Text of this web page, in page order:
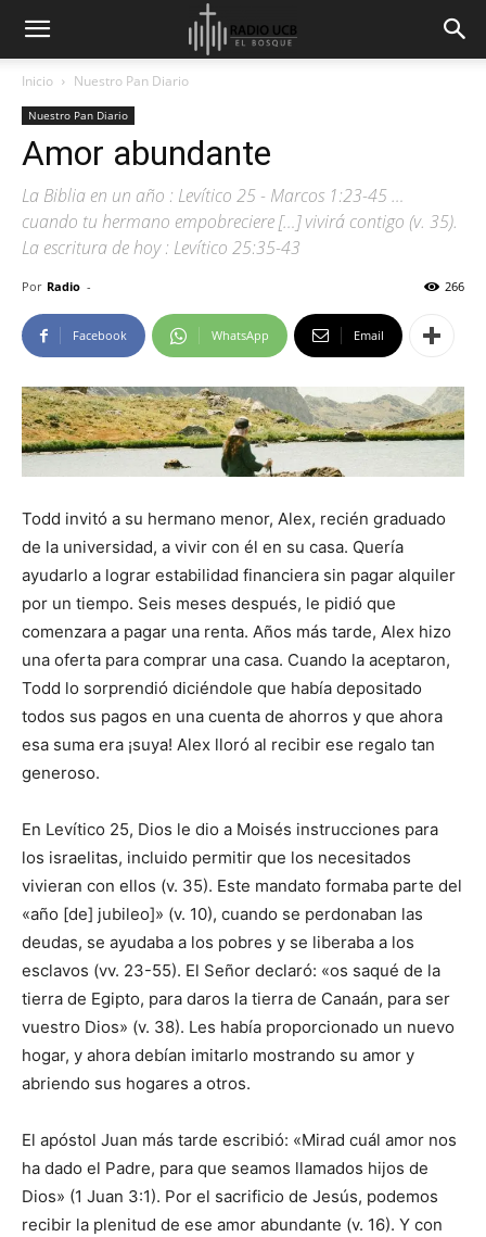
Inicio Nuestro Pan Diario
Nuestro Pan Diario
Amor abundante
La Biblia en un año : Levítico 25 - Marcos 1:23-45 …
cuando tu hermano empobreciere […] vivirá contigo (v. 35).
La escritura de hoy : Levítico 25:35-43
Por Radio - 266
Facebook WhatsApp Email
Todd invitó a su hermano menor, Alex, recién graduado
de la universidad, a vivir con él en su casa. Quería
ayudarlo a lograr estabilidad financiera sin pagar alquiler
por un tiempo. Seis meses después, le pidió que
comenzara a pagar una renta. Años más tarde, Alex hizo
una oferta para comprar una casa. Cuando la aceptaron,
Todd lo sorprendió diciéndole que había depositado
todos sus pagos en una cuenta de ahorros y que ahora
esa suma era ¡suya! Alex lloró al recibir ese regalo tan
generoso.
En Levítico 25, Dios le dio a Moisés instrucciones para
los israelitas, incluido permitir que los necesitados
vivieran con ellos (v. 35). Este mandato formaba parte del
«año [de] jubileo]» (v. 10), cuando se perdonaban las
deudas, se ayudaba a los pobres y se liberaba a los
esclavos (vv. 23-55). El Señor declaró: «os saqué de la
tierra de Egipto, para daros la tierra de Canaán, para ser
vuestro Dios» (v. 38). Les había proporcionado un nuevo
hogar, y ahora debían imitarlo mostrando su amor y
abriendo sus hogares a otros.
El apóstol Juan más tarde escribió: «Mirad cuál amor nos
ha dado el Padre, para que seamos llamados hijos de
Dios» (1 Juan 3:1). Por el sacrificio de Jesús, podemos
recibir la plenitud de ese amor abundante (v. 16). Y con